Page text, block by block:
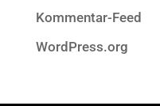
Kommentar-Feed
WordPress.org